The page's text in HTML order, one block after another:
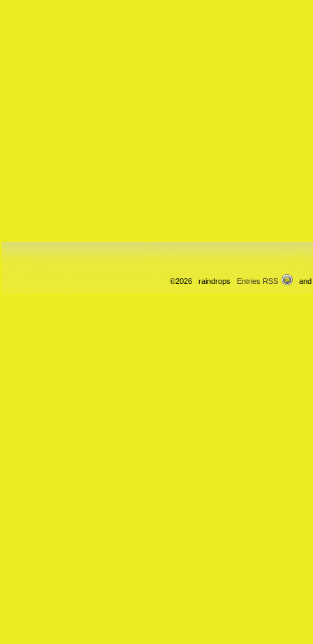
©2026 raindrops Entries RSS and